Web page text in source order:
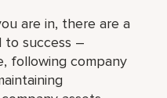
are in, there are a
to success –
following company